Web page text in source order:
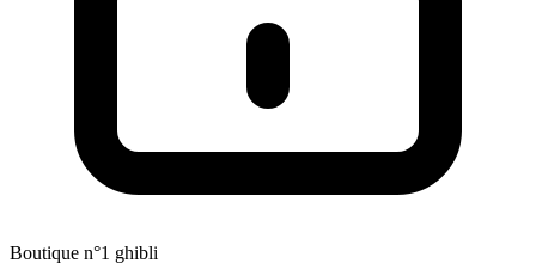
Boutique n°1 ghibli